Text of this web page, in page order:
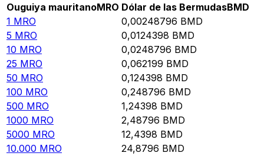
Ouguiya mauritanoMRO Dólar de las BermudasBMD
1 MRO 0,00248796 BMD
5 MRO 0,0124398 BMD
10 MRO 0,0248796 BMD
25 MRO 0,062199 BMD
50 MRO 0,124398 BMD
100 MRO 0,248796 BMD
500 MRO 1,24398 BMD
1000 MRO 2,48796 BMD
5000 MRO 12,4398 BMD
10.000 MRO 24,8796 BMD